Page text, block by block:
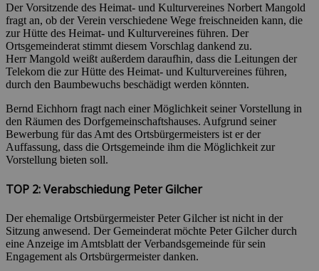
Der Vorsitzende des Heimat- und Kulturvereines Norbert Mangold
fragt an, ob der Verein verschiedene Wege freischneiden kann, die
zur Hütte des Heimat- und Kulturvereines führen. Der
Ortsgemeinderat stimmt diesem Vorschlag dankend zu.
Herr Mangold weißt außerdem daraufhin, dass die Leitungen der
Telekom die zur Hütte des Heimat- und Kulturvereines führen,
durch den Baumbewuchs beschädigt werden könnten.
Bernd Eichhorn fragt nach einer Möglichkeit seiner Vorstellung in
den Räumen des Dorfgemeinschaftshauses. Aufgrund seiner
Bewerbung für das Amt des Ortsbürgermeisters ist er der
Auffassung, dass die Ortsgemeinde ihm die Möglichkeit zur
Vorstellung bieten soll.
TOP 2: Verabschiedung Peter Gilcher
Der ehemalige Ortsbürgermeister Peter Gilcher ist nicht in der
Sitzung anwesend. Der Gemeinderat möchte Peter Gilcher durch
eine Anzeige im Amtsblatt der Verbandsgemeinde für sein
Engagement als Ortsbürgermeister danken.